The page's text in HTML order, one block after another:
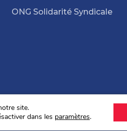
ONG Solidarité Syndicale
site.
dans les paramètres.